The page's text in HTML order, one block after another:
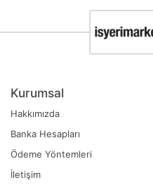
Kurumsal
Hakkımızda
Banka Hesapları
Ödeme Yöntemleri
İletişim